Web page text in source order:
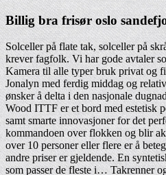
Billig bra frisør oslo
Solceller på flate tak, solceller på
krever fagfolk. Vi har gode avtaler
Kamera til alle typer bruk privat og
Jonalyn med ferdig middag og
ønsker å delta i den nasjonale
Wood ITTF er et bord med estetisk
samt smarte innovasjoner for det
kommandoen over flokken og blir
over 10 personer eller flere er å
andre priser er gjeldende. En
som passer de fleste i… Takrenner